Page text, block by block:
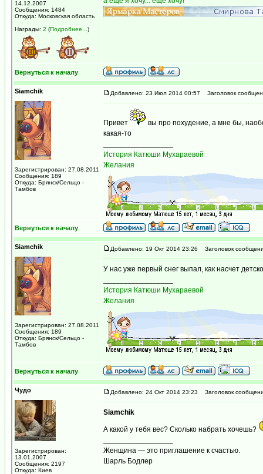
14.12.2007
Сообщения: 1484
Откуда: Московская область
Награды: 2 (Подробнее... )
Вернуться к началу
Siamchik
Зарегистрирован: 27.08.2011
Сообщения: 189
Откуда: Брянск/Сельцо -
Тамбов
Добавлено: 23 Июл 2014 00:57 Заголовок
Привет
вы про похудение, а мне бы,
какая-то
История Катюши Мухараевой
Желания
Вернуться к началу
Siamchik
Зарегистрирован: 27.08.2011
Сообщения: 189
Откуда: Брянск/Сельцо -
Тамбов
Добавлено: 19 Окт 2014 23:26 Заголовок
У нас уже первый снег выпал, как насчет
История Катюши Мухараевой
Желания
Вернуться к началу
Чудо
Зарегистрирован:
13.01.2007
Сообщения: 2197
Откуда: Киев
Добавлено: 24 Окт 2014 23:23 Заголовок
Siamchik
А какой у тебя вес? Сколько набрать хочешь?
Женщина — это приглашение к счастью.
Шарль Бодлер